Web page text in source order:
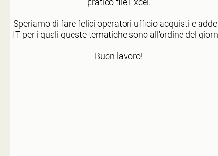
Speriamo di fare felici operatori ufficio acquisti e
IT per i quali queste tematiche sono all'ordine del
Buon lavoro!